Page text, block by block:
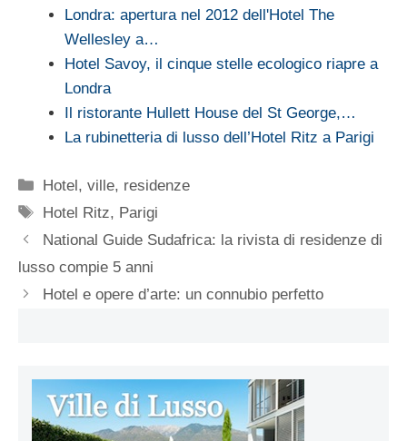
Londra: apertura nel 2012 dell'Hotel The
Wellesley a…
Hotel Savoy, il cinque stelle ecologico riapre a
Londra
Il ristorante Hullett House del St George,…
La rubinetteria di lusso dell’Hotel Ritz a Parigi
Categorie
Hotel, ville, residenze
Tag
Hotel Ritz, Parigi
National Guide Sudafrica: la rivista di residenze di
lusso compie 5 anni
Hotel e opere d’arte: un connubio perfetto